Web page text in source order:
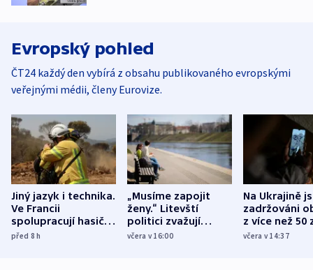
Evropský pohled
ČT24 každý den vybírá z obsahu publikovaného evropskými
veřejnými médii, členy Eurovize.
Jiný jazyk i technika.
Ve Francii
spolupracují hasiči z
různých zemí
před 8h
„Musíme zapojit
ženy.“ Litevští
politici zvažují
dohodu o
včera v 16:00
Na Ukrajině
zadržováni
z více než 50
Bojovali na
včera v 14:37